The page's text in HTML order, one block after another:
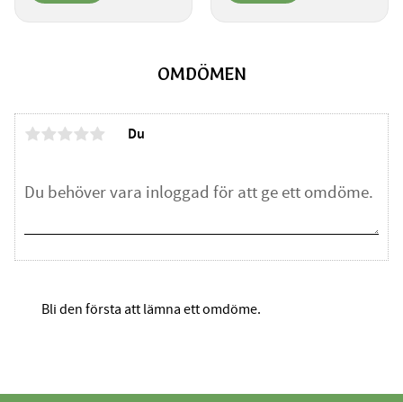
OMDÖMEN
Du
Bli den första att lämna ett omdöme.